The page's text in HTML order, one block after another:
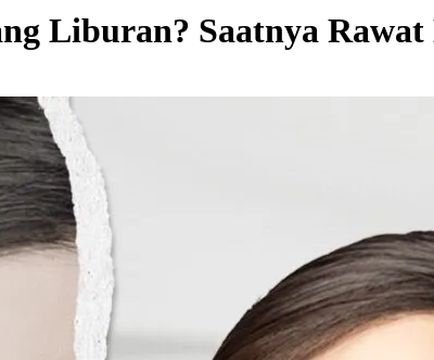
Liburan? Saatnya